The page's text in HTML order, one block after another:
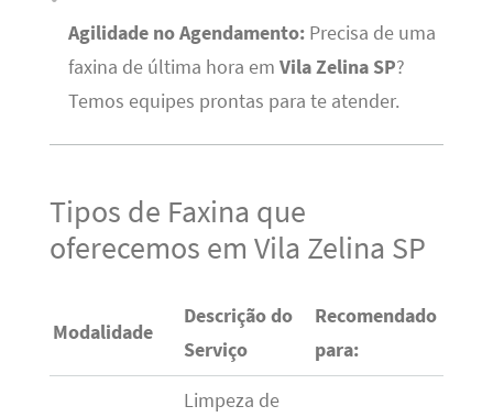
Agilidade no Agendamento:Precisa de uma
faxina de última hora em Vila Zelina SP?
Temos equipes prontas para te atender.
Tipos de Faxina que
oferecemos em Vila Zelina SP
Modalidade
Descrição do
Serviço
Recomendado
para:
Limpeza de